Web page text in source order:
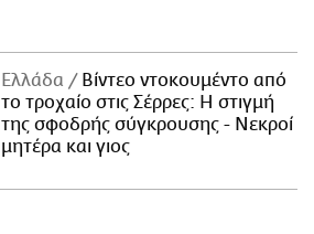
Ελλάδα
Βίντεο ντοκουμέντο από
το τροχαίο στις Σέρρες: Η στιγμή
της σφοδρής σύγκρουσης - Νεκροί
μητέρα και γιος